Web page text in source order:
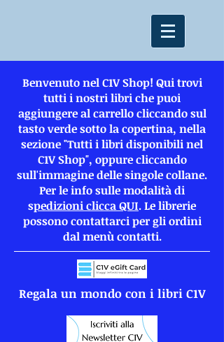
Benvenuto nel C1V Shop! Qui trovi
tutti i nostri libri che puoi
aggiungere al carrello cliccando sul
tasto verde sotto la copertina, nella
sezione "Tutti i libri disponibili nel
C1V Shop", oppure cliccando
sull'immagine delle singole collane.
Per le info sulle modalità di
spedizioni clicca QUI. Le librerie
possono contattarci per gli ordini
dal menù contatti.
Regala un mondo con i libri C1V